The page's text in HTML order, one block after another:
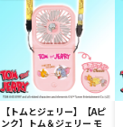
【トムとジェリー】【Aピ
ンク】トム＆ジェリー モ